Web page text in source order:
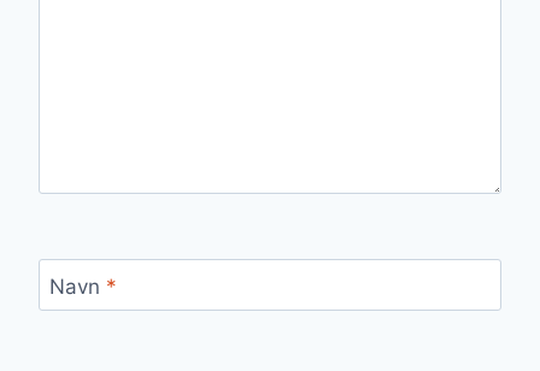
Navn *